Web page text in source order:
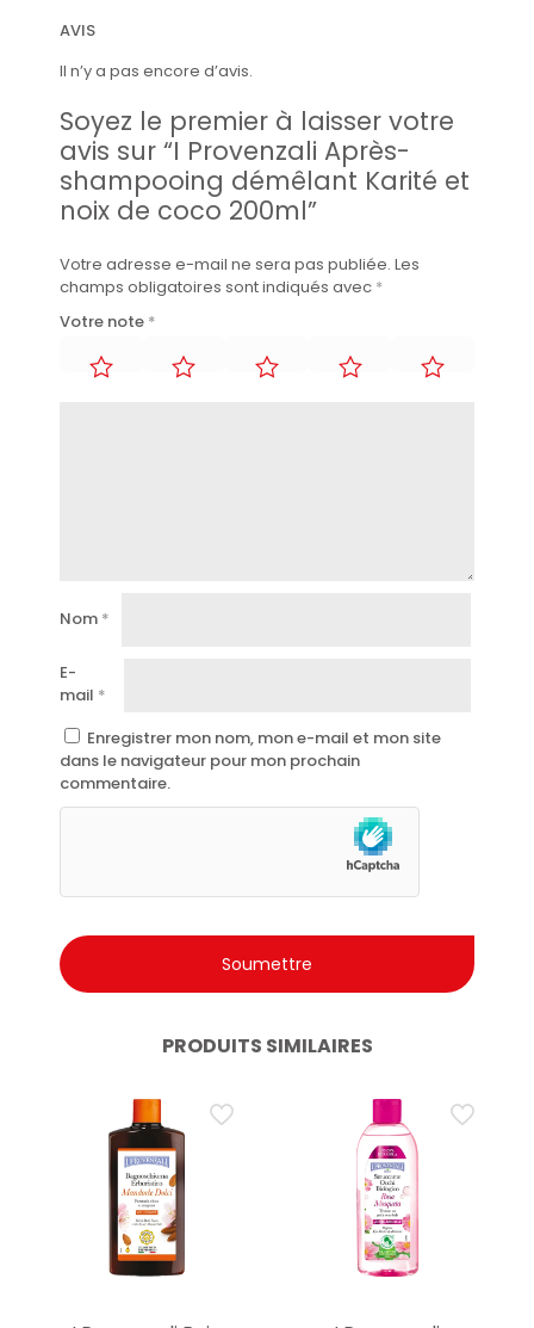
AVIS
Il n’y a pas encore d’avis.
Soyez le premier à laisser votre
avis sur “I Provenzali Après-
shampooing démêlant Karité et
noix de coco 200ml”
Votre adresse e-mail ne sera pas publiée. Les
champs obligatoires sont indiqués avec *
Votre note *
Nom *
E-
mail *
Enregistrer mon nom, mon e-mail et mon site
dans le navigateur pour mon prochain
commentaire.
PRODUITS SIMILAIRES